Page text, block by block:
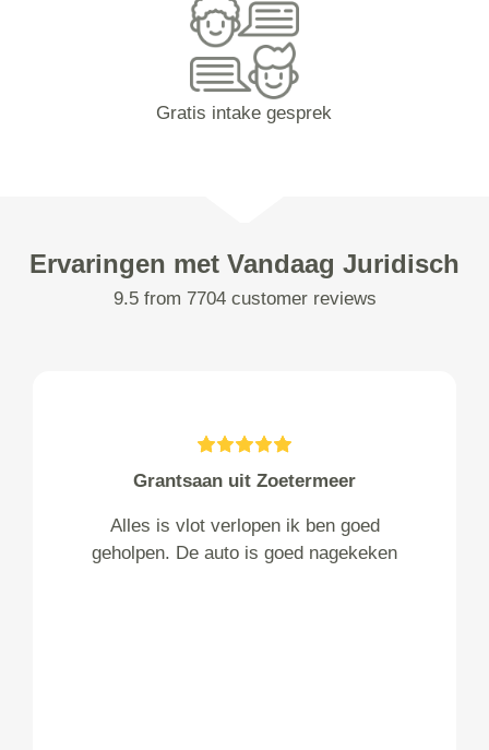
Gratis intake gesprek
Ervaringen met Vandaag Juridisch
9.5 from 7704 customer reviews
Grantsaan uit Zoetermeer
Alles is vlot verlopen ik ben goed
geholpen. De auto is goed nagekeken